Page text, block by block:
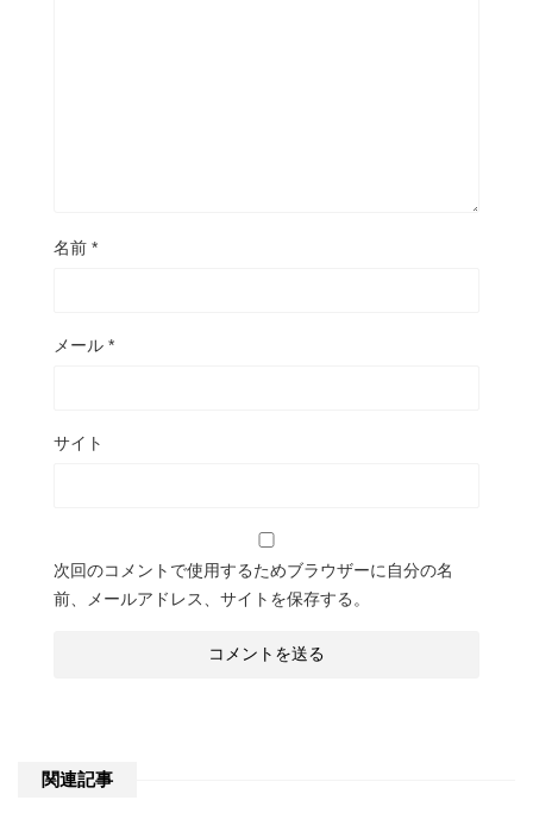
名前 *
メール *
サイト
次回のコメントで使用するためブラウザーに自分の名
前、メールアドレス、サイトを保存する。
関連記事